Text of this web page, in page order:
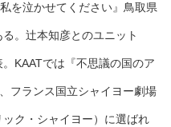
を泣かせてください』鳥取県
。辻本知彦とのユニット
KAATでは『不思議の国のア
フランス国立シャイヨー劇場
ク・シャイヨー）に選ばれ